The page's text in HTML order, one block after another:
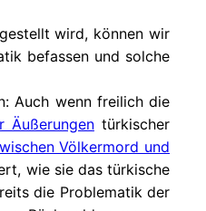
wird, können wir
befassen und solche
Auch wenn freilich die
Äußerungentürkischer
Völkermord und
wie sie das türkische
die Problematik der